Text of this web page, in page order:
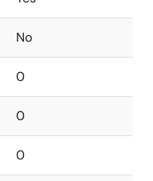
No
0
0
0